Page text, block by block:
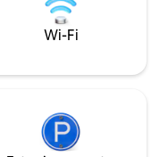
one of Fort
prestigious
Wi-Fi